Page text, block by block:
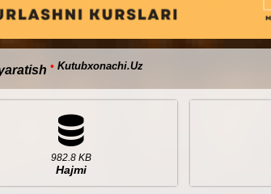
• Kutubxonachi.Uz
982.8 KB
Hajmi